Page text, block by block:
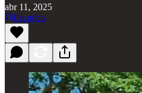
abr 11, 2025
Escucha